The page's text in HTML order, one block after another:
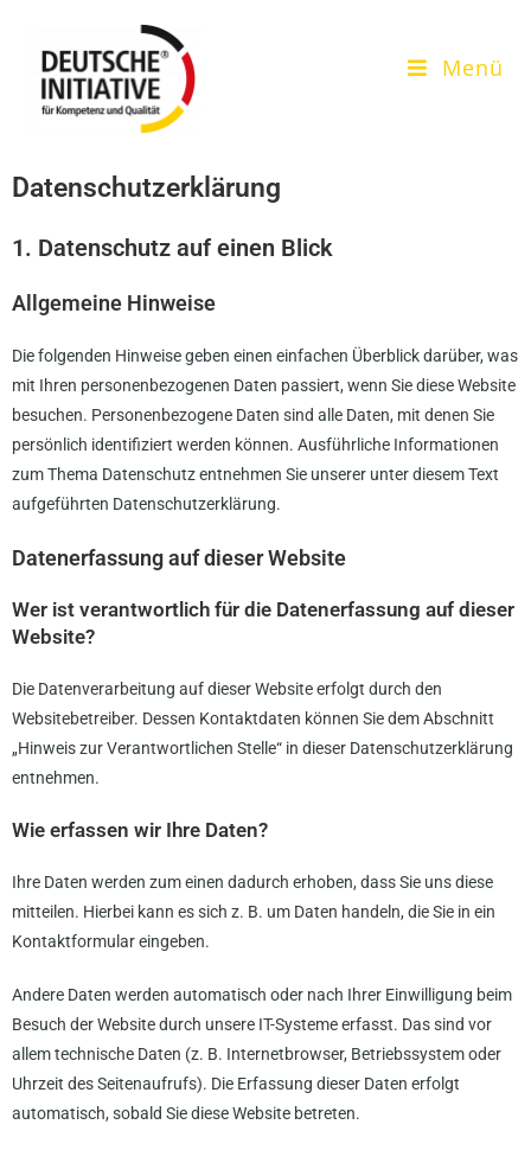
Menü
Datenschutz­erklärung
1. Datenschutz auf einen Blick
Allgemeine Hinweise
Die folgenden Hinweise geben einen einfachen Überblick darüber, was
mit Ihren personenbezogenen Daten passiert, wenn Sie diese Website
besuchen. Personenbezogene Daten sind alle Daten, mit denen Sie
persönlich identifiziert werden können. Ausführliche Informationen
zum Thema Datenschutz entnehmen Sie unserer unter diesem Text
aufgeführten Datenschutzerklärung.
Datenerfassung auf dieser Website
Wer ist verantwortlich für die Datenerfassung auf dieser
Website?
Die Datenverarbeitung auf dieser Website erfolgt durch den
Websitebetreiber. Dessen Kontaktdaten können Sie dem Abschnitt
„Hinweis zur Verantwortlichen Stelle“ in dieser Datenschutzerklärung
entnehmen.
Wie erfassen wir Ihre Daten?
Ihre Daten werden zum einen dadurch erhoben, dass Sie uns diese
mitteilen. Hierbei kann es sich z. B. um Daten handeln, die Sie in ein
Kontaktformular eingeben.
Andere Daten werden automatisch oder nach Ihrer Einwilligung beim
Besuch der Website durch unsere IT-Systeme erfasst. Das sind vor
allem technische Daten (z. B. Internetbrowser, Betriebssystem oder
Uhrzeit des Seitenaufrufs). Die Erfassung dieser Daten erfolgt
automatisch, sobald Sie diese Website betreten.